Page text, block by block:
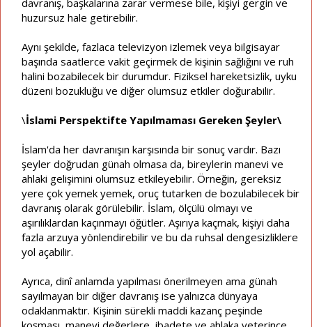
huzursuz hale getirebilir.
Aynı şekilde, fazlaca televizyon izlemek veya bilgisayar
başında saatlerce vakit geçirmek de kişinin sağlığını ve ruh
halini bozabilecek bir durumdur. Fiziksel hareketsizlik, uyku
düzeni bozukluğu ve diğer olumsuz etkiler doğurabilir.
\İslami Perspektifte Yapılmaması Gereken Şeyler\
İslam'da her davranışın karşısında bir sonuç vardır. Bazı
şeyler doğrudan günah olmasa da, bireylerin manevi ve
ahlaki gelişimini olumsuz etkileyebilir. Örneğin, gereksiz
yere çok yemek yemek, oruç tutarken de bozulabilecek bir
davranış olarak görülebilir. İslam, ölçülü olmayı ve
aşırılıklardan kaçınmayı öğütler. Aşırıya kaçmak, kişiyi daha
fazla arzuya yönlendirebilir ve bu da ruhsal dengesizliklere
yol açabilir.
Ayrıca, dinî anlamda yapılması önerilmeyen ama günah
sayılmayan bir diğer davranış ise yalnızca dünyaya
odaklanmaktır. Kişinin sürekli maddi kazanç peşinde